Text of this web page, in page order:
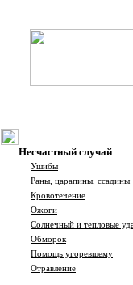
Несчастный случай
Ушибы
Раны, царапины, ссадины
Кровотечение
Ожоги
Солнечный и тепловые
Обморок
Помощь угоревшему
Отравление